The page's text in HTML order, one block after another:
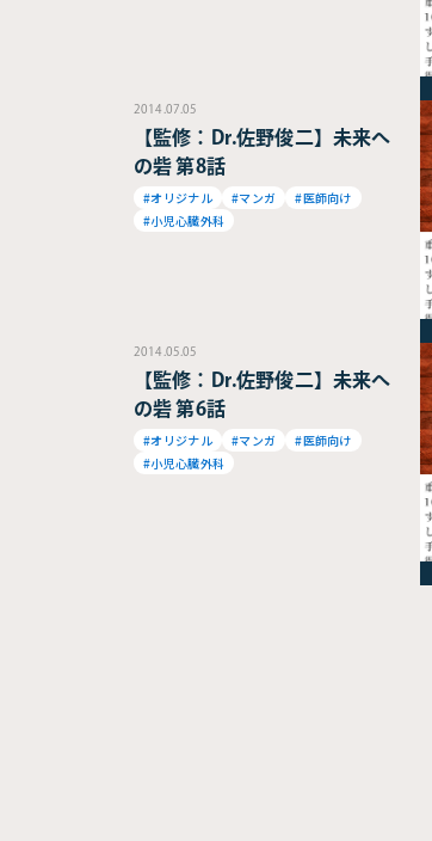
2014.07.05
【監修：Dr.佐野俊二】未来へ
の砦 第8話
#オリジナル #マンガ
#医師向け
#小児心臓外科
2014.05.05
【監修：Dr.佐野俊二】未来へ
の砦 第6話
#オリジナル #マンガ
#医師向け
#小児心臓外科